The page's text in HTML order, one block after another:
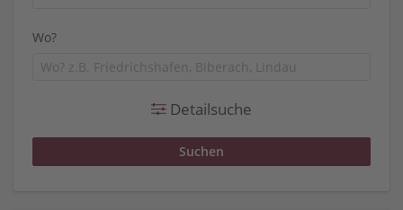
Wo?
Detailsuche